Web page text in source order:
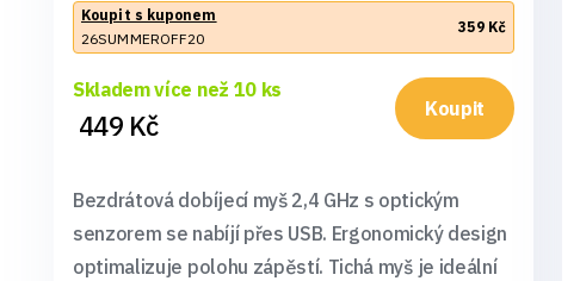
Koupit s kuponem
26SUMMEROFF20
359 Kč
Skladem více než 10 ks
449 Kč Koupit
Bezdrátová dobíjecí myš 2,4 GHz s optickým
senzorem se nabíjí přes USB. Ergonomický design
optimalizuje polohu zápěstí. Tichá myš je ideální